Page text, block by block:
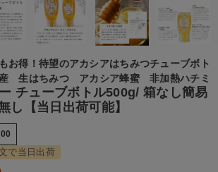
お得！待望のアカシアはちみつチューブボト
産 生はちみつ アカシア蜂蜜 非加熱ハチミ
チューブボトル500g/ 箱なし簡易
し【当日出荷可能】
で当日出荷